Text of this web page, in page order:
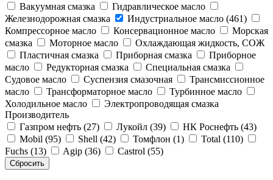
Вакуумная смазка
Гидравлическое масло
Железнодорожная смазка
Индустриальное масло (461)
Компрессорное масло
Консервационное масло
Морская
смазка
Моторное масло
Охлаждающая жидкость, СОЖ
Пластичная смазка
Приборная смазка
Приборное
масло
Редукторная смазка
Специальная смазка
Судовое масло
Суспензия смазочная
Трансмиссионное
масло
Трансформаторное масло
Турбинное масло
Холодильное масло
Электропроводящая смазка
Производитель
Газпром нефть (27)
Лукойл (39)
НК Роснефть (43)
Mobil (95)
Shell (42) Томфлон (1)
Total (110)
Fuchs (13)
Agip (36) Castrol (55)